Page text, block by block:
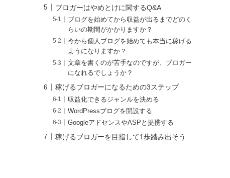
ブロガーはやめとけに関するQ&A
ブログを始めてから収益が出るまでどのく
らいの期間がかかりますか？
今から個人ブログを始めても本当に稼げる
ようになりますか？
文章を書くのが苦手なのですが、ブロガー
になれるでしょうか？
稼げるブロガーになるための3ステップ
収益化できるジャンルを決める
WordPressブログを開設する
GoogleアドセンスやASPと提携する
稼げるブロガーを目指して1歩踏み出そう